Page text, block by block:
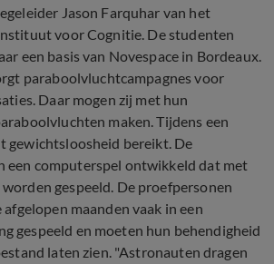
Jason Farquhar van het
voor Cognitie. De studenten
een basis van Novespace in Bordeaux.
paraboolvluchtcampagnes voor
Daar mogen zij met hun
maken. Tijdens een
gewichtsloosheid bereikt. De
een computerspel ontwikkeld dat met
gespeeld. De proefpersonen
maanden vaak in een
gespeeld en moeten hun behendigheid
laten zien. "Astronauten dragen